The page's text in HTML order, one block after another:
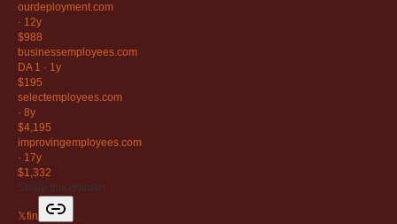
ourdeployment.com
· 12y
$988
businessemployees.com
DA 1 · 1y
$195
selectemployees.com
· 8y
$4,195
improvingemployees.com
· 17y
$1,332
Share this domain
𝕏fin